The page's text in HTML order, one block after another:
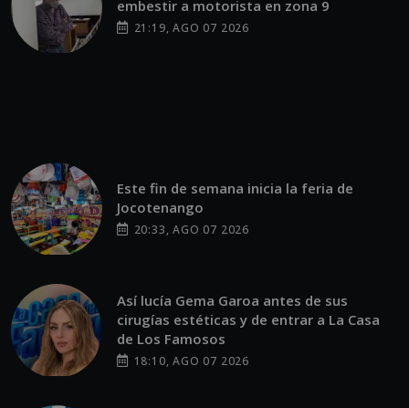
embestir a motorista en zona 9
21:19, AGO 07 2026
Este fin de semana inicia la feria de
Jocotenango
20:33, AGO 07 2026
Así lucía Gema Garoa antes de sus
cirugías estéticas y de entrar a La Casa
de Los Famosos
18:10, AGO 07 2026